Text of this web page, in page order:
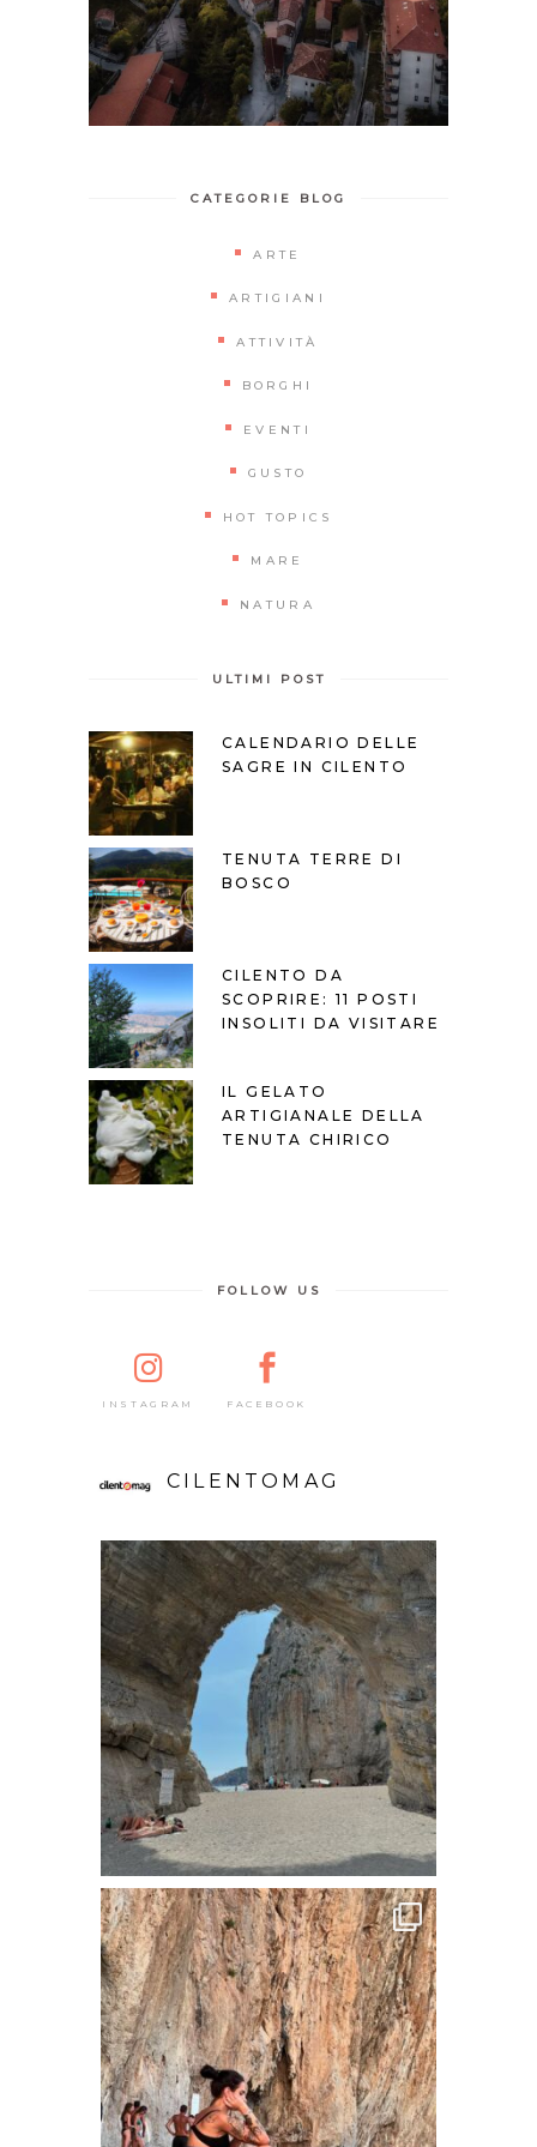
CATEGORIE BLOG
ARTE
ARTIGIANI
ATTIVITÀ
BORGHI
EVENTI
GUSTO
HOT TOPICS
MARE
NATURA
ULTIMI POST
CALENDARIO DELLE
SAGRE IN CILENTO
TENUTA TERRE DI
BOSCO
CILENTO DA
SCOPRIRE: 11 POSTI
INSOLITI DA VISITARE
IL GELATO
ARTIGIANALE DELLA
TENUTA CHIRICO
FOLLOW US
INSTAGRAM FACEBOOK
CILENTOMAG